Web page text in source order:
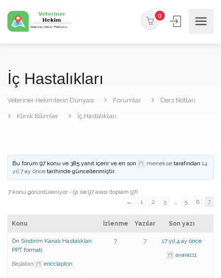
0
İç Hastalıkları
Veteriner Hekimlerin Dünyası Forumlar Ders Notları
Klinik Bilimler İç Hastalıkları
Bu forum 97 konu ve 385 yanıt içerir ve en son menekse tarafından14
yıl 7 ay önce tarihinde güncellenmiştir.
7 konu görüntüleniyor - 91 ile 97 arası (toplam 97)
←
1 2 3 … 5 6 7
Konu İzlenme Yazılar Son yazı
Ön Sindirim Kanalı Hastalıkları
PPT formatı
Başlatan: ericclapton
7 7 17 yıl 4 ay önce
avara111